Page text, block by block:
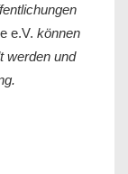
e.V. können
werden und